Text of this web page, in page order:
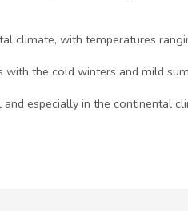
climate, with temperatures
the cold winters and mild
especially in the continental